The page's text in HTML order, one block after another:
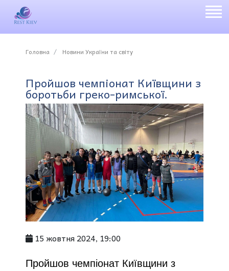
Головна Новини України та світу
Пройшов чемпіонат Київщини з
боротьби греко-римської.
15 жовтня 2024, 19:00
Пройшов чемпіонат Київщини з